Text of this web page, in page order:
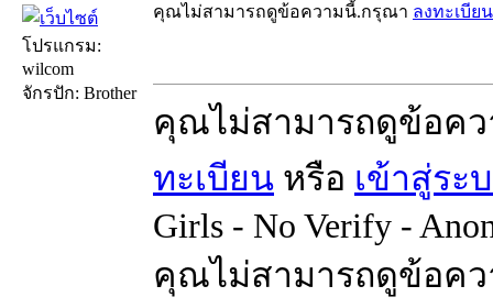
โปรแกรม:
wilcom
จักรปัก: Brother
คุณไม่สามารถดูข้อความนี้.กรุณา ลงทะเบียน
คุณไม่สามารถดูข้อค
ทะเบียน หรือ เข้าสู่ระ
Girls - No Verify -
คุณไม่สามารถดูข้อค